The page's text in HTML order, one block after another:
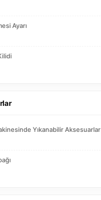
Ayarı
Yıkanabilir Aksesuarlar